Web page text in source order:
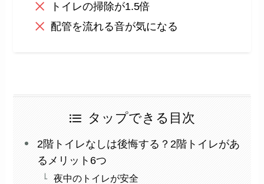
トイレの掃除が1.5倍
配管を流れる音が気になる
タップできる目次
2階トイレなしは後悔する？2階トイレがあ
るメリット6つ
夜中のトイレが安全